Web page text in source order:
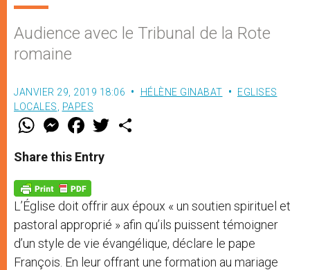
Audience avec le Tribunal de la Rote
romaine
JANVIER 29, 2019 18:06 HÉLÈNE GINABAT
EGLISES
LOCALES
PAPES
W
t
s
p
p
M
e
s
e
g
e
r
F
a
e
b
o
k
w
Share this Entry
L’Église doit offrir aux époux « un soutien spirituel et
pastoral approprié » afin qu’ils puissent témoigner
d’un style de vie évangélique, déclare le pape
François. En leur offrant une formation au mariage